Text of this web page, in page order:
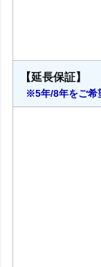
【延長保証】
※5年/8年をご希